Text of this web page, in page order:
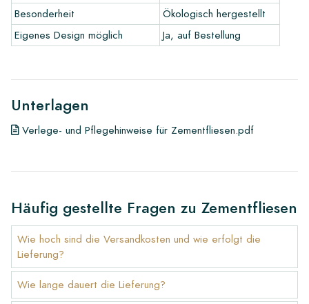
Wir gewähren eine Herstellergarantie von 1 Jahr ab Lieferung.
Die Garantie deckt ausschließlich Herstellungsfehler ab.
Reklamationen für bereits verlegte Fliesen sind
• Gestalten Sie Ihr eigenes Fliesendesign-Programm
• Pflegeprodukte
Besonderheit
Ökologisch hergestellt
Eigenes Design möglich
Ja, auf Bestellung
Unterlagen
Verlege- und Pflegehinweise für Zementfliesen.pdf
Häufig gestellte Fragen zu Zementfliesen
Wie hoch sind die Versandkosten und wie erfolgt die
Lieferung?
Wie lange dauert die Lieferung?